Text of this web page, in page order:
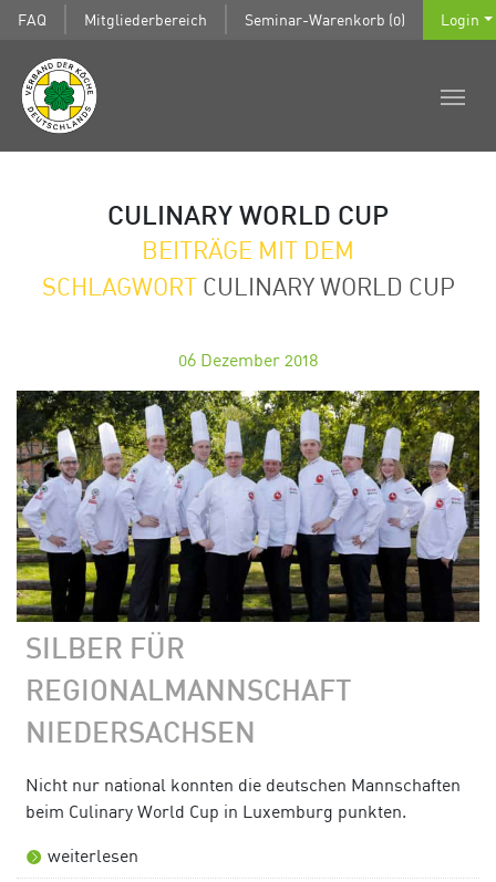
FAQ Mitgliederbereich Seminar-Warenkorb (0) Login
CULINARY WORLD CUP
BEITRÄGE MIT DEM
SCHLAGWORT CULINARY WORLD CUP
06 Dezember 2018
SILBER FÜR
REGIONALMANNSCHAFT
NIEDERSACHSEN
Nicht nur national konnten die deutschen Mannschaften
beim Culinary World Cup in Luxemburg punkten.
weiterlesen